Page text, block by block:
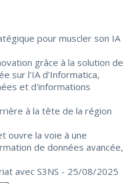
pour muscler son IA
grâce à la solution de
sur l'IA d'Informatica,
et d'informations
à la tête de la région
ouvre la voie à une
de données avancée,
avec S3NS - 25/08/2025